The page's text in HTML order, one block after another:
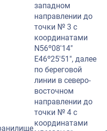
западном
направлении до
точки № 3 с
координатами
N56º08′14″
E46º25′51″, далее
по береговой
линии в северо-
восточном
направлении до
точки № 4 с
координатами